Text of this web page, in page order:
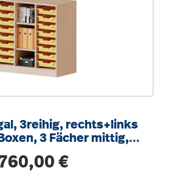
3reihig, rechts+links
3 Fächer mittig,
Preis:
€